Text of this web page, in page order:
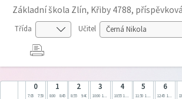
Základní škola Zlín, Křiby 4788,
Třída Učitel
0
7:05 7:50
1
8:00 8:45
2
8:55 9:40
3
10:00 10:45
4
10:55 11:40
5
11:50 12:35
6
12:45 13:30